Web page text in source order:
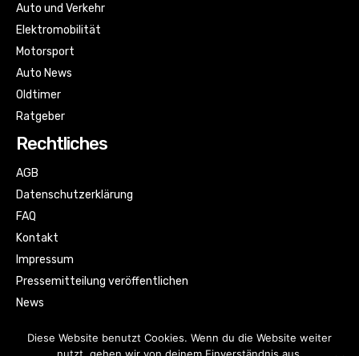
Auto und Verkehr
Elektromobilität
Motorsport
Auto News
Oldtimer
Ratgeber
Rechtliches
AGB
Datenschutzerklärung
FAQ
Kontakt
Impressum
Pressemitteilung veröffentlichen
News
Diese Website benutzt Cookies. Wenn du die Website weiter